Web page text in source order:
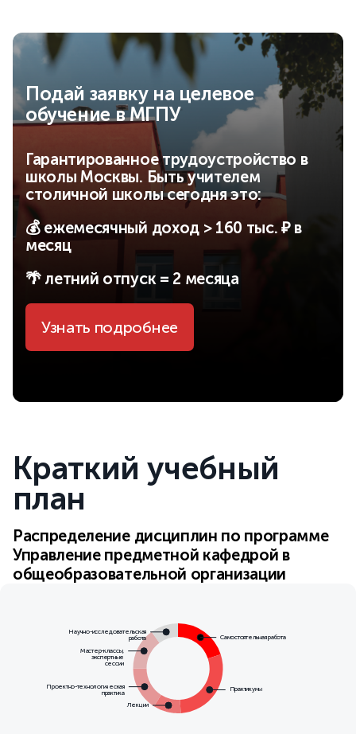
Подай заявку на целевое
обучение в МГПУ
Гарантированное трудоустройство в
школы Москвы. Быть учителем
столичной школы сегодня это:
💰 ежемесячный доход > 160 тыс. ₽ в
месяц
🌴 летний отпуск = 2 месяца
Узнать подробнее
Краткий учебный
план
Распределение дисциплин по программе
Управление предметной кафедрой в
общеобразовательной организации